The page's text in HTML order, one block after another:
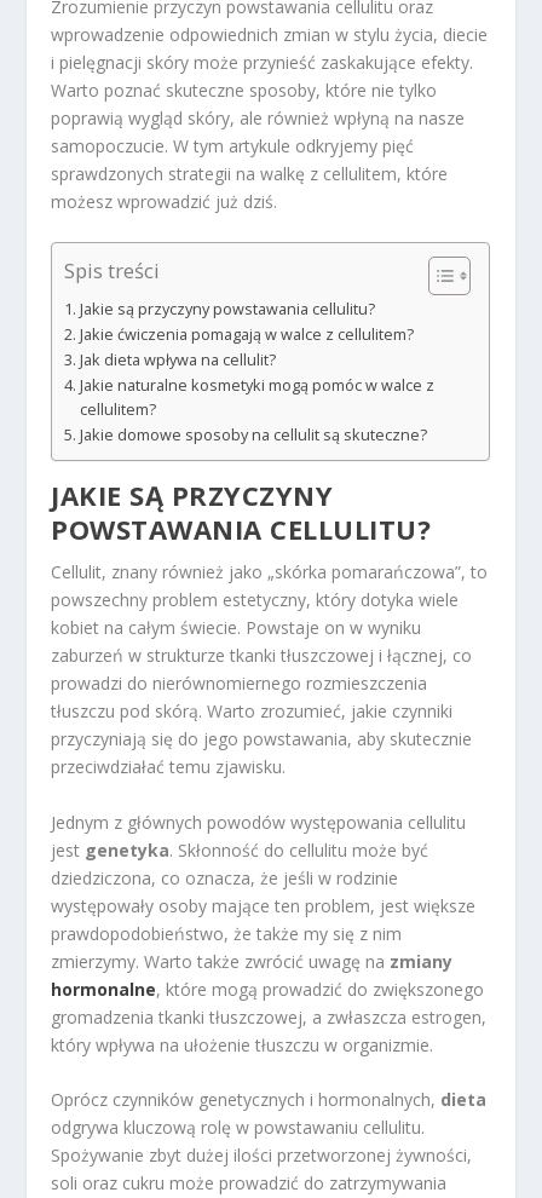
Zrozumienie przyczyn powstawania cellulitu oraz
wprowadzenie odpowiednich zmian w stylu życia, diecie
i pielęgnacji skóry może przynieść zaskakujące efekty.
Warto poznać skuteczne sposoby, które nie tylko
poprawią wygląd skóry, ale również wpłyną na nasze
samopoczucie. W tym artykule odkryjemy pięć
sprawdzonych strategii na walkę z cellulitem, które
możesz wprowadzić już dziś.
Spis treści
Jakie są przyczyny powstawania cellulitu?
Jakie ćwiczenia pomagają w walce z cellulitem?
Jak dieta wpływa na cellulit?
Jakie naturalne kosmetyki mogą pomóc w walce z
cellulitem?
Jakie domowe sposoby na cellulit są skuteczne?
JAKIE SĄ PRZYCZYNY
POWSTAWANIA CELLULITU?
Cellulit, znany również jako „skórka pomarańczowa”, to
powszechny problem estetyczny, który dotyka wiele
kobiet na całym świecie. Powstaje on w wyniku
zaburzeń w strukturze tkanki tłuszczowej i łącznej, co
prowadzi do nierównomiernego rozmieszczenia
tłuszczu pod skórą. Warto zrozumieć, jakie czynniki
przyczyniają się do jego powstawania, aby skutecznie
przeciwdziałać temu zjawisku.
Jednym z głównych powodów występowania cellulitu
jest genetyka. Skłonność do cellulitu może być
dziedziczona, co oznacza, że jeśli w rodzinie
występowały osoby mające ten problem, jest większe
prawdopodobieństwo, że także my się z nim
zmierzymy. Warto także zwrócić uwagę na zmiany
hormonalne, które mogą prowadzić do zwiększonego
gromadzenia tkanki tłuszczowej, a zwłaszcza estrogen,
który wpływa na ułożenie tłuszczu w organizmie.
Oprócz czynników genetycznych i hormonalnych, dieta
odgrywa kluczową rolę w powstawaniu cellulitu.
Spożywanie zbyt dużej ilości przetworzonej żywności,
soli oraz cukru może prowadzić do zatrzymywania